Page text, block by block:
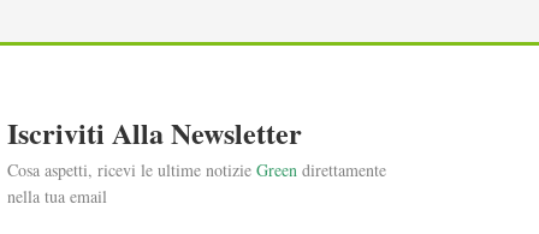
Iscriviti Alla Newsletter
Cosa aspetti, ricevi le ultime notizie Green direttamente
nella tua email